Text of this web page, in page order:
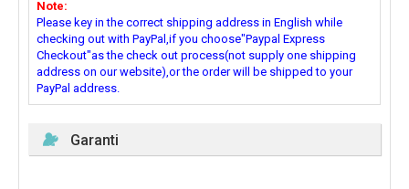
Note:
Please key in the correct shipping address in English while
checking out with PayPal,if you choose"Paypal Express
Checkout"as the check out process(not supply one shipping
address on our website),or the order will be shipped to your
PayPal address.
Garanti